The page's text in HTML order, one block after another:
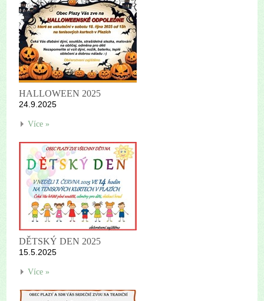
HALLOWEEN 2025
24.9.2025
Více »
DĚTSKÝ DEN 2025
15.5.2025
Více »